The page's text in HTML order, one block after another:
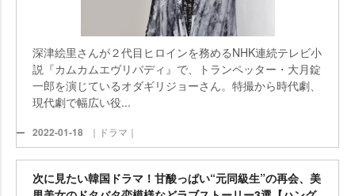
深津絵里さんが２代目ヒロインを務めるNHK連続テレビ小
説『カムカムエヴリバディ』で、トランペッター・大月錠
一郎を演じているオダギリジョーさん。特撮から時代劇、
現代劇で幅広い役...
2022-01-18 ｜ドラマ｜
次に見たい韓国ドラマ！甘酸っぱい“元同級生”の再会、美